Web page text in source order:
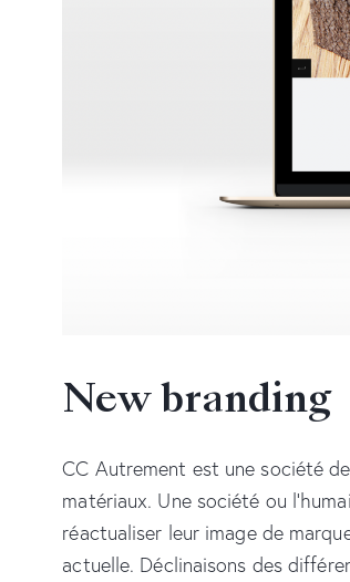
New branding
CC Autrement est une société
matériaux. Une société ou
réactualiser leur image de
actuelle. Déclinaisons des